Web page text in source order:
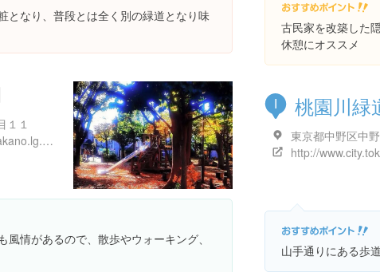
となり、普段とは全く別の緑道となり味
古民家を改築した
休憩にオススメ
１１
http://www.city.tokyo-nakano.lg.jp/dept/503000/d005285.html
情があるので、散歩やウォーキング、
桃園川緑
東京都中野区中
山手通りにある歩